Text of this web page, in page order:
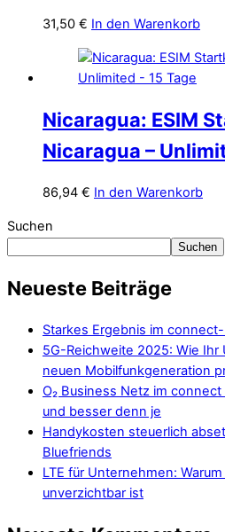
31,50 € In den Warenkorb
Nicaragua: ESIM
Nicaragua –
86,94 € In den Warenkorb
Suchen
Suchen
Neueste Beiträge
Starkes Ergebnis im
5G-Reichweite 2025: Wie
neuen Mobilfunkgeneration
O₂ Business Netz im connect
und besser denn je
Handykosten steuerlich
Bluefriends
LTE für Unternehmen:
unverzichtbar ist